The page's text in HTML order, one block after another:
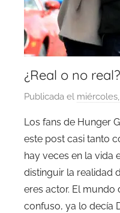
¿Real o no real?
Publicada el
Los fans de Hunger
este post casi tanto
hay veces en la vida
distinguir la realidad
eres actor. El mundo
confuso, ya lo decía